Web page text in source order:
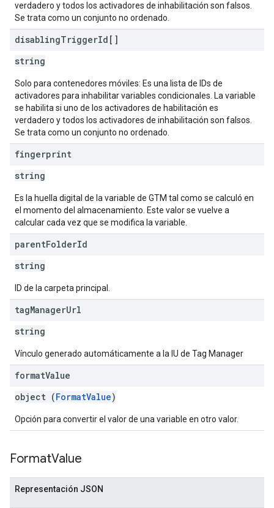
verdadero y todos los activadores de inhabilitación son falsos.
Se trata como un conjunto no ordenado.
disablingTriggerId[]
string
Solo para contenedores móviles: Es una lista de IDs de
activadores para inhabilitar variables condicionales. La variable
se habilita si uno de los activadores de habilitación es
verdadero y todos los activadores de inhabilitación son falsos.
Se trata como un conjunto no ordenado.
fingerprint
string
Es la huella digital de la variable de GTM tal como se calculó en
el momento del almacenamiento. Este valor se vuelve a
calcular cada vez que se modifica la variable.
parentFolderId
string
ID de la carpeta principal.
tagManagerUrl
string
Vínculo generado automáticamente a la IU de Tag Manager
formatValue
object (FormatValue)
Opción para convertir el valor de una variable en otro valor.
FormatValue
Representación JSON